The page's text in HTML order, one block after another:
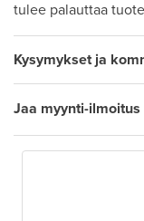
tulee palauttaa
Kysymykset ja
Jaa myynti-ilmoitus